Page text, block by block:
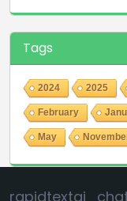
Tags
2024 2025
February
May